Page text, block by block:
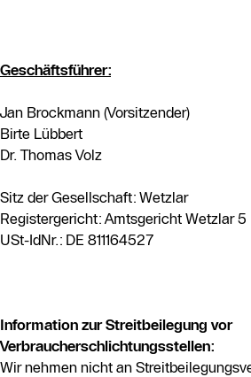
Geschäftsführer:
Jan Brockmann (Vorsitzender)
Birte Lübbert
Dr. Thomas Volz
Sitz der Gesellschaft: Wetzlar
Registergericht: Amtsgericht Wetzlar 5
USt-IdNr.: DE 811164527
Information zur Streitbeilegung vor
Verbraucherschlichtungsstellen:
Wir nehmen nicht an